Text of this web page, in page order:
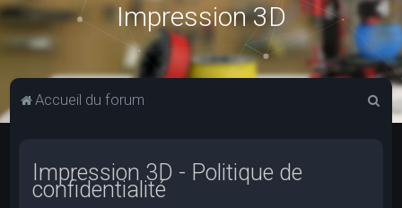
Impression 3D
Accueil du forum
Impression 3D - Politique de
confidentialité